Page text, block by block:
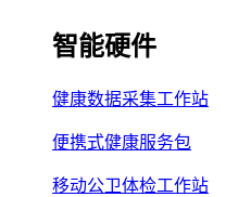
智能硬件
健康数据采集工作站
便携式健康服务包
移动公卫体检工作站